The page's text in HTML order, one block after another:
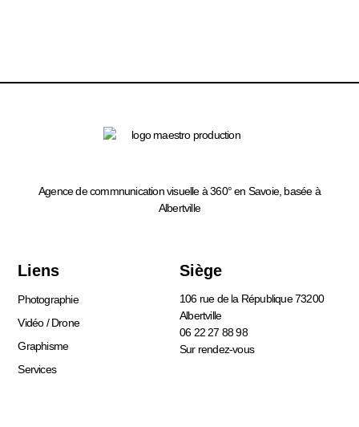
Agence de commnunication visuelle à 360° en Savoie, basée à
Albertville
Liens
Photographie
Vidéo / Drone
Graphisme
Services
Siège
106 rue de la République 73200
Albertville
06 22 27 88 98
Sur rendez-vous